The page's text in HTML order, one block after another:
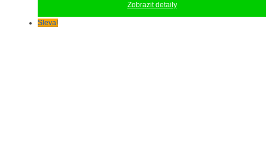
Zobrazit detaily
Sleva!